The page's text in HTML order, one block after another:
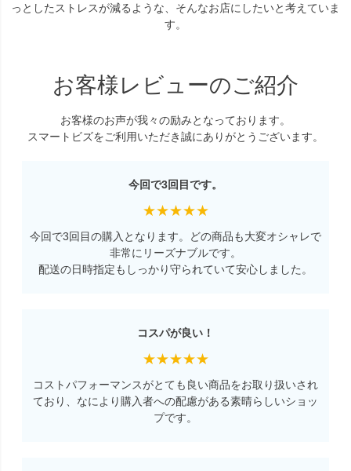
っとしたストレスが減るような、そんなお店にしたいと考えていま
す。
お客様レビューのご紹介
お客様のお声が我々の励みとなっております。
スマートビズをご利用いただき誠にありがとうございます。
今回で3回目です。
★★★★★
今回で3回目の購入となります。どの商品も大変オシャレで
非常にリーズナブルです。
配送の日時指定もしっかり守られていて安心しました。
コスパが良い！
★★★★★
コストパフォーマンスがとても良い商品をお取り扱いされ
ており、なにより購入者への配慮がある素晴らしいショッ
プです。